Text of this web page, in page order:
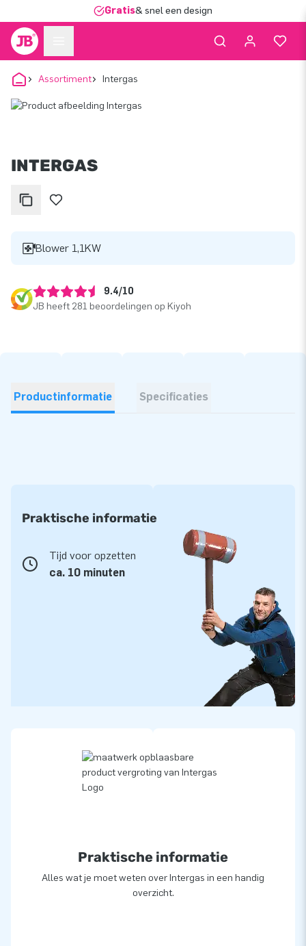
Gratis& snel een design
Assortiment Intergas
INTERGAS
Blower 1,1KW
9.4/10
JB heeft 281 beoordelingen op Kiyoh
Productinformatie Specificaties
Praktische informatie
Tijd voor opzetten
ca. 10 minuten
Praktische informatie
Alles wat je moet weten over Intergas in een handig
overzicht.